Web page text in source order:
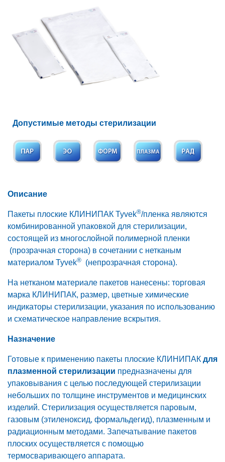
Допустимые методы стерилизации
Описание
Пакеты плоские КЛИНИПАК Tyvek®/пленка являются
комбинированной упаковкой для стерилизации,
состоящей из многослойной полимерной пленки
(прозрачная сторона) в сочетании с нетканым
материалом Tyvek® (непрозрачная сторона).
На нетканом материале пакетов нанесены: торговая
марка КЛИНИПАК, размер, цветные химические
индикаторы стерилизации, указания по использованию
и схематическое направление вскрытия.
Назначение
Готовые к применению пакеты плоские КЛИНИПАК для
плазменной стерилизации предназначены для
упаковывания с целью последующей стерилизации
небольших по толщине инструментов и медицинских
изделий. Стерилизация осуществляется паровым,
газовым (этиленоксид, формальдегид), плазменным и
радиационным методами. Запечатывание пакетов
плоских осуществляется с помощью
термосваривающего аппарата.